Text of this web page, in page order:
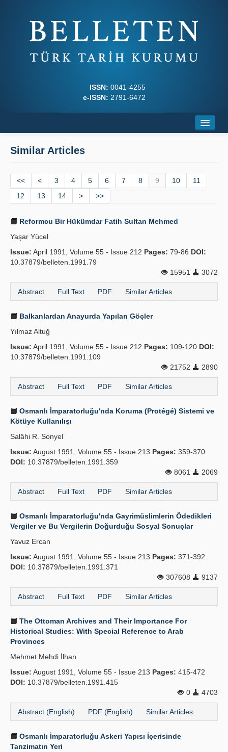
ISSN: 0041-4255
e-ISSN: 2791-6472
Journal Boards
Writing Rules
Principles
Publication Policies
Guidelines
Contact Us
Similar Articles
<< < 3 4 5 6 7 8 9 10
11
12
13 14 > >>
Reformcu Bir Hükümdar Fatih Sultan Mehmed
Yaşar Yücel
Issue: April 1991, Volume 55 - Issue 212 Pages: 79-86 DOI:
10.37879/belleten.1991.79
15951
3072
Abstract Full Text PDF Similar Articles
Balkanlardan Anayurda Yapılan Göçler
Yılmaz Altuğ
Issue: April 1991, Volume 55 - Issue 212 Pages: 109-120 DOI:
10.37879/belleten.1991.109
21752
2890
Abstract Full Text PDF Similar Articles
Osmanlı İmparatorluğu'nda Koruma (Protégé) Sistemi ve
Kötüye Kullanılışı
Salâhi R. Sonyel
Issue: August 1991, Volume 55 - Issue 213 Pages: 359-370
DOI: 10.37879/belleten.1991.359
8061
2069
Abstract Full Text PDF Similar Articles
Osmanlı İmparatorluğu'nda Gayrimüslimlerin Ödedikleri
Vergiler ve Bu Vergilerin Doğurduğu Sosyal Sonuçlar
Yavuz Ercan
Issue: August 1991, Volume 55 - Issue 213 Pages: 371-392
DOI: 10.37879/belleten.1991.371
307608
9137
Abstract Full Text PDF Similar Articles
The Ottoman Archives and Their Importance For
Historical Studies: With Special Reference to Arab
Provinces
Mehmet Mehdi İlhan
Issue: August 1991, Volume 55 - Issue 213 Pages: 415-472
DOI: 10.37879/belleten.1991.415
0
4703
Abstract (English) PDF (English) Similar Articles
Osmanlı İmparatorluğu Askeri Yapısı İçerisinde
Tanzimatın Yeri